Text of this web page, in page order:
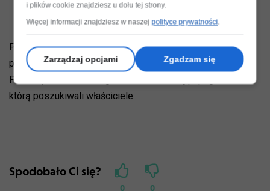
Ptak został zabrany do siedziby strażników, a następnie
przekazany specjalistom od dzikich zwierząt.
Prawdopodobnie to zaginiona w niedzielę papuga Żako,
którą poszukiwali właściciele.
Spodobało Ci się?
0 0
i plików cookie znajdziesz u dołu tej strony.
Więcej informacji znajdziesz w naszejpolityce prywatności.
Zarządzaj opcjami Zgadzam się